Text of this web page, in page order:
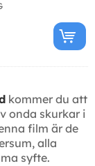
kommer du att
onda skurkar i
film är de
alla
syfte.